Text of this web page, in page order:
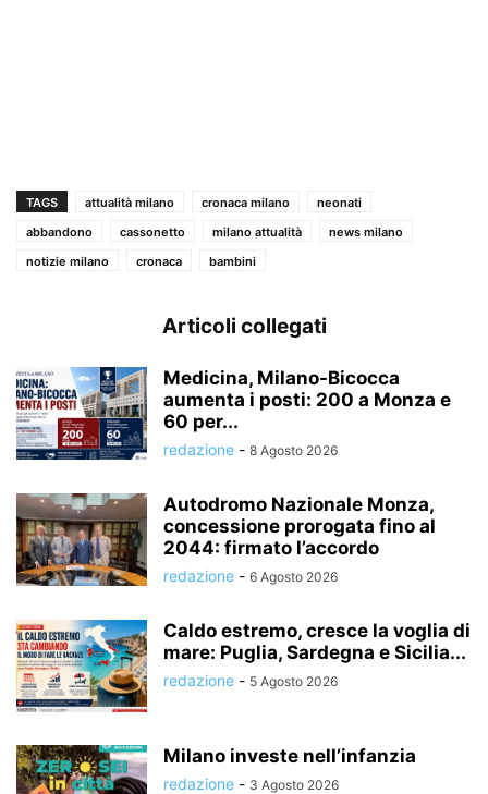
TAGS attualità milano cronaca milano
neonati
abbandono
cassonetto milano attualità
news milano
notizie milano
cronaca bambini
Articoli collegati
Medicina, Milano-Bicocca
aumenta i posti: 200 a Monza e
60 per...
redazione - 8 Agosto 2026
Autodromo Nazionale Monza,
concessione prorogata fino al
2044: firmato l’accordo
redazione - 6 Agosto 2026
Caldo estremo, cresce la voglia di
mare: Puglia, Sardegna e Sicilia...
redazione - 5 Agosto 2026
Milano investe nell’infanzia
redazione - 3 Agosto 2026